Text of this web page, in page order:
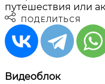
путешествия или
ПОДЕЛИТЬСЯ
Видеоблок